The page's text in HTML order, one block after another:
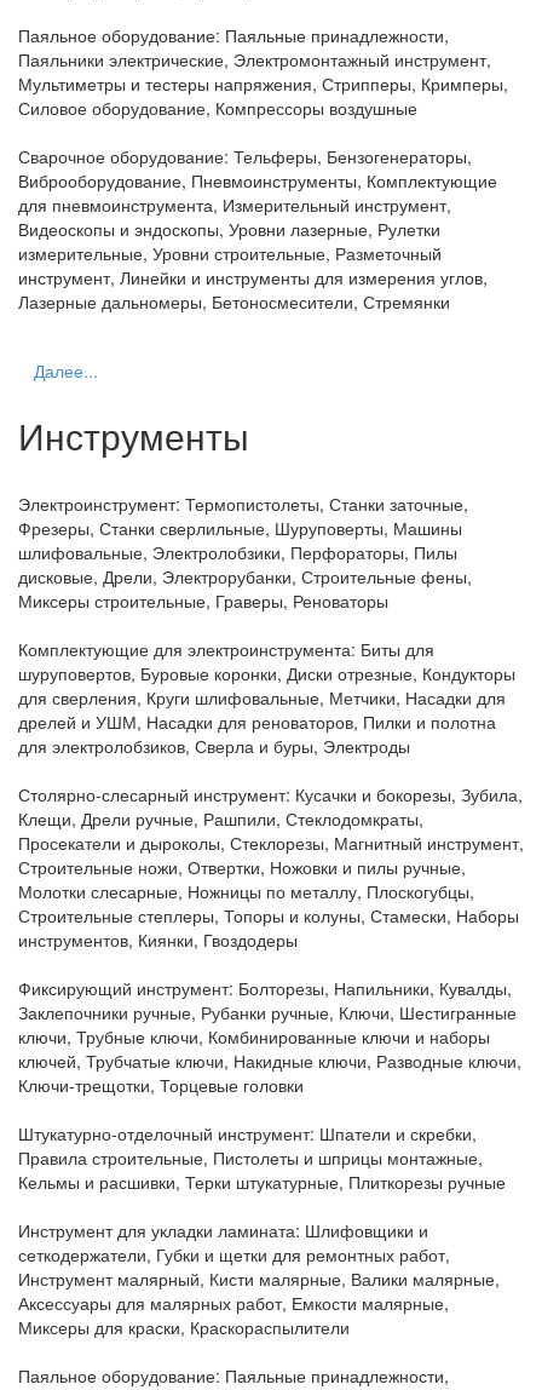
Паяльное оборудование: Паяльные принадлежности,
Паяльники электрические, Электромонтажный инструмент,
Мультиметры и тестеры напряжения, Стрипперы, Кримперы,
Силовое оборудование, Компрессоры воздушные
Сварочное оборудование: Тельферы, Бензогенераторы,
Виброоборудование, Пневмоинструменты, Комплектующие
для пневмоинструмента, Измерительный инструмент,
Видеоскопы и эндоскопы, Уровни лазерные, Рулетки
измерительные, Уровни строительные, Разметочный
инструмент, Линейки и инструменты для измерения углов,
Лазерные дальномеры, Бетоносмесители, Стремянки
Далее...
Инструменты
Электроинструмент: Термопистолеты, Станки заточные,
Фрезеры, Станки сверлильные, Шуруповерты, Машины
шлифовальные, Электролобзики, Перфораторы, Пилы
дисковые, Дрели, Электрорубанки, Строительные фены,
Миксеры строительные, Граверы, Реноваторы
Комплектующие для электроинструмента: Биты для
шуруповертов, Буровые коронки, Диски отрезные, Кондукторы
для сверления, Круги шлифовальные, Метчики, Насадки для
дрелей и УШМ, Насадки для реноваторов, Пилки и полотна
для электролобзиков, Сверла и буры, Электроды
Столярно-слесарный инструмент: Кусачки и бокорезы, Зубила,
Клещи, Дрели ручные, Рашпили, Стеклодомкраты,
Просекатели и дыроколы, Стеклорезы, Магнитный инструмент,
Строительные ножи, Отвертки, Ножовки и пилы ручные,
Молотки слесарные, Ножницы по металлу, Плоскогубцы,
Строительные степлеры, Топоры и колуны, Стамески, Наборы
инструментов, Киянки, Гвоздодеры
Фиксирующий инструмент: Болторезы, Напильники, Кувалды,
Заклепочники ручные, Рубанки ручные, Ключи, Шестигранные
ключи, Трубные ключи, Комбинированные ключи и наборы
ключей, Трубчатые ключи, Накидные ключи, Разводные ключи,
Ключи-трещотки, Торцевые головки
Штукатурно-отделочный инструмент: Шпатели и скребки,
Правила строительные, Пистолеты и шприцы монтажные,
Кельмы и расшивки, Терки штукатурные, Плиткорезы ручные
Инструмент для укладки ламината: Шлифовщики и
сеткодержатели, Губки и щетки для ремонтных работ,
Инструмент малярный, Кисти малярные, Валики малярные,
Аксессуары для малярных работ, Емкости малярные,
Миксеры для краски, Краскораспылители
Паяльное оборудование: Паяльные принадлежности,